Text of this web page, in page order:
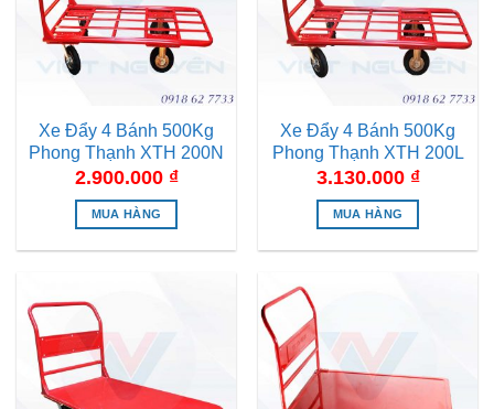
Xe Đẩy 4 Bánh 500Kg
Phong Thạnh XTH 200N
2.900.000 ₫
MUA HÀNG
Xe Đẩy 4 Bánh 500Kg
Phong Thạnh XTH 200L
3.130.000 ₫
MUA HÀNG